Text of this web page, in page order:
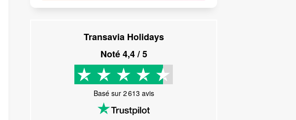
Transavia Holidays
Noté4,4/ 5
Basé sur 2 613 avis